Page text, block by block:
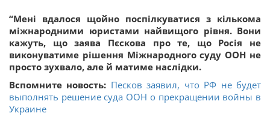
“Мені вдалося щойно поспілкуватися з кількома
міжнародними юристами найвищого рівня. Вони
кажуть, що заява Пєскова про те, що Росія не
виконуватиме рішення Міжнародного суду ООН не
просто зухвало, але й матиме наслідки.
Вспомните новость: Песков заявил, что РФ не будет
выполнять решение суда ООН о прекращении войны в
Украине